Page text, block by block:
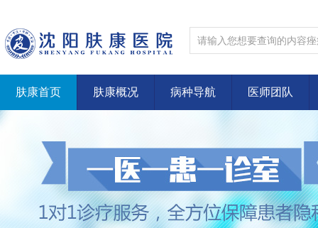
肤康首页 肤康概况 病种导航 医师团队